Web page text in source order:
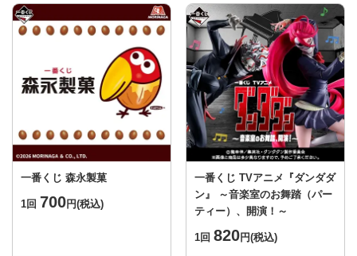
一番くじ 森永製菓
1回 700円(税込)
一番くじ TVアニメ『ダンダダ
ン』 ～音楽室のお舞踏（パー
ティー）、開演！～
1回 820円(税込)